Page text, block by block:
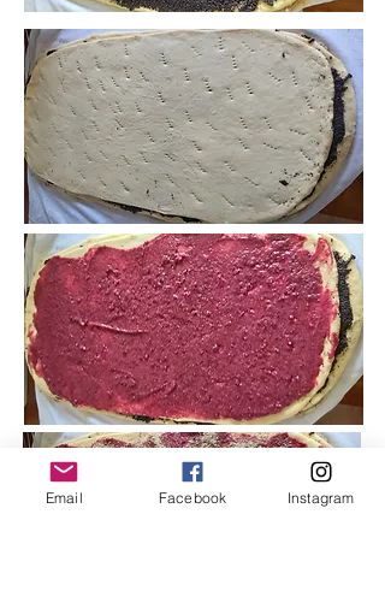
Email Facebook Instagram